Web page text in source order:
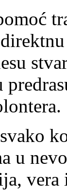
u
vera